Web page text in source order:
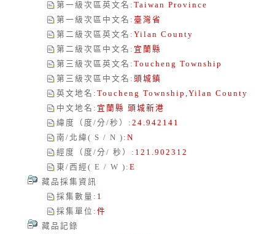
第一級次區英文名 : Taiwan Province
第一級次區中文名 : 臺灣省
第二級次區英文名 : Yilan County
第二級次區中文名 : 宜蘭縣
第三級次區英文名 : Toucheng Township
第三級次區中文名 : 頭城鎮
英文地名 : Toucheng Township,Yilan County
中文地名 : 宜蘭縣 頭城新港
緯度（度/分/秒） : 24.942141
南/北緯( S / N ) : N
經度（度/分/ 秒） : 121.902312
東/西經( E / W ) : E
藏品採集資訊
採集數量 : 1
採集單位 : 件
藏品記錄